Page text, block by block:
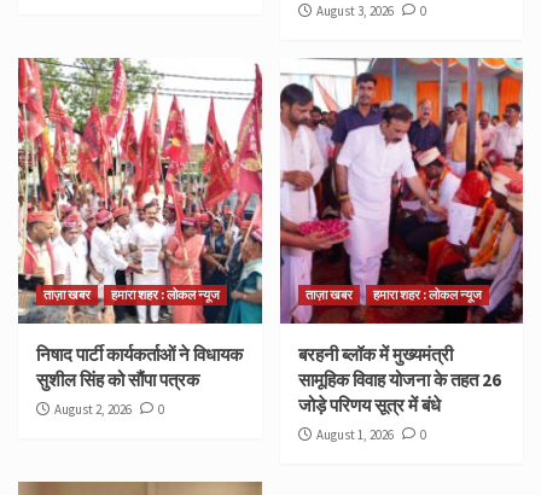
August 3, 2026 0
ताज़ा खबर हमारा शहर : लोकल न्यूज
निषाद पार्टी कार्यकर्ताओं ने विधायक
सुशील सिंह को सौंपा पत्रक
August 2, 2026 0
ताज़ा खबर हमारा शहर : लोकल न्यूज
बरहनी ब्लॉक में मुख्यमंत्री
सामूहिक विवाह योजना के तहत 26
जोड़े परिणय सूत्र में बंधे
August 1, 2026 0